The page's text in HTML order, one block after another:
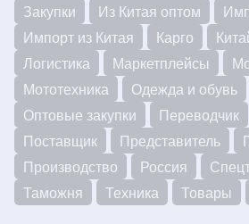
Закупки
Из Китая оптом
Импорт из Китая
Карго
Логистика
Маркетплейсы
Мототехника
Одежда и обувь
Оптовые закупки
Переводчик
Поставщик
Представитель
Производство
Россия
Таможня
Техника Товары